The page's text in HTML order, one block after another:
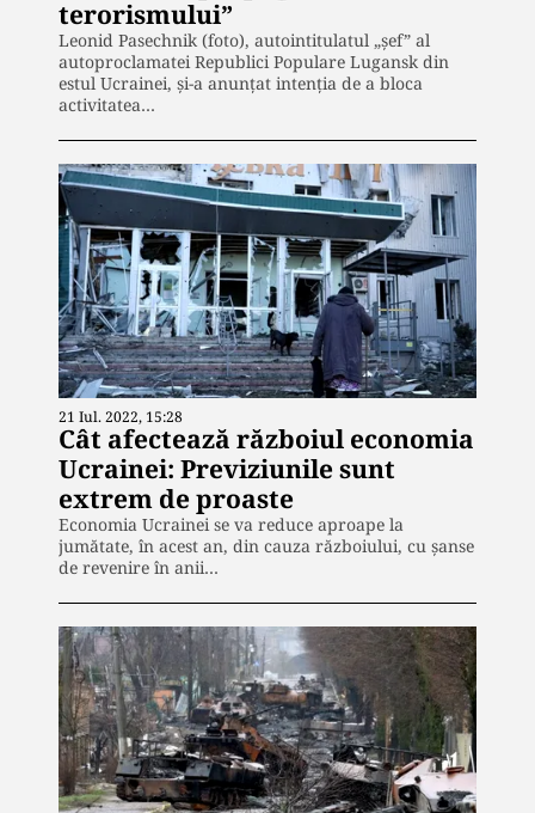
terorismului”
Leonid Pasechnik (foto), autointitulatul „șef” al
autoproclamatei Republici Populare Lugansk din
estul Ucrainei, și-a anunțat intenția de a bloca
activitatea…
21 Iul. 2022, 15:28
Cât afectează războiul economia
Ucrainei: Previziunile sunt
extrem de proaste
Economia Ucrainei se va reduce aproape la
jumătate, în acest an, din cauza războiului, cu șanse
de revenire în anii…